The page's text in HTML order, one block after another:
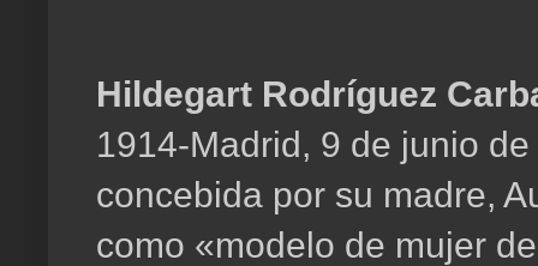
Hildegart Rodríguez
1914-Madrid, 9 de junio
concebida por su madre,
como «modelo de mujer